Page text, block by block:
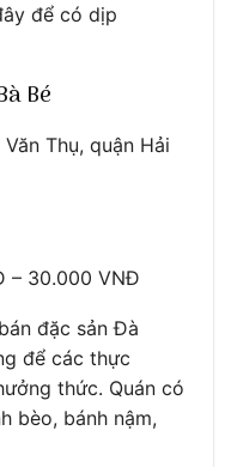
để có dịp
Bé
Thụ, quận Hải
– 30.000 VNĐ
đặc sản Đà
để các thực
thức. Quán có
bèo, bánh nậm,